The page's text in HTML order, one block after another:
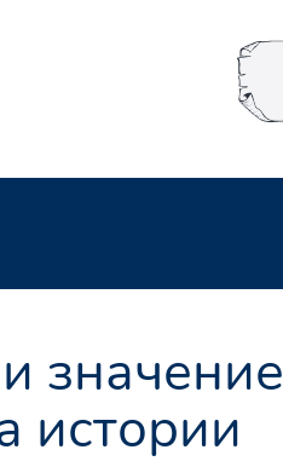
значение
истории